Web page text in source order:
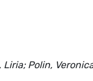
Polin,